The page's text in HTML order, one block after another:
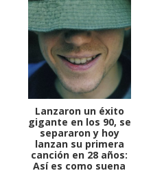
Lanzaron un éxito
gigante en los 90, se
separaron y hoy
lanzan su primera
canción en 28 años:
Así es como suena